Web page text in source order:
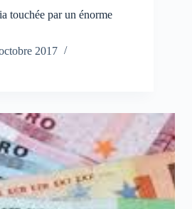
touchée par un énorme
2017